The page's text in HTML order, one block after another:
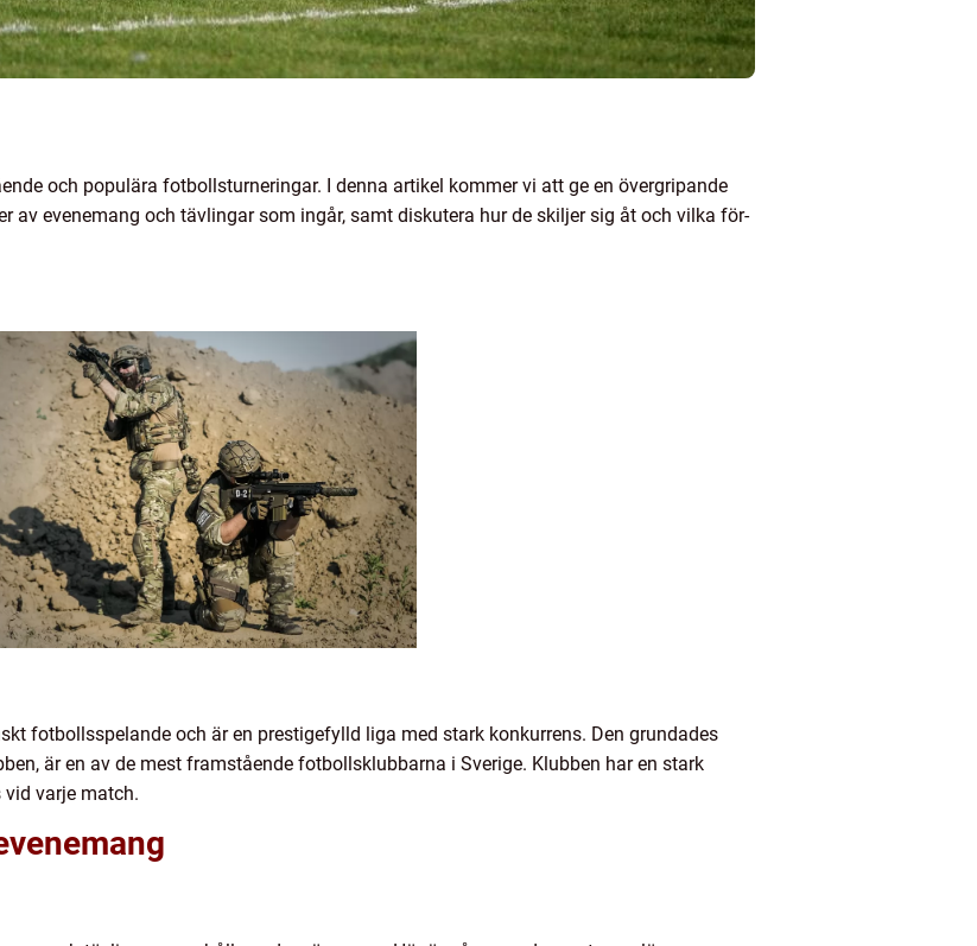
och populära fotbollsturneringar. I denna artikel kommer vi att ge en övergripande
av evenemang och tävlingar som ingår, samt diskutera hur de skiljer sig åt och vilka för-
fotbollsspelande och är en prestigefylld liga med stark konkurrens. Den grundades
är en av de mest framstående fotbollsklubbarna i Sverige. Klubben har en stark
varje match.